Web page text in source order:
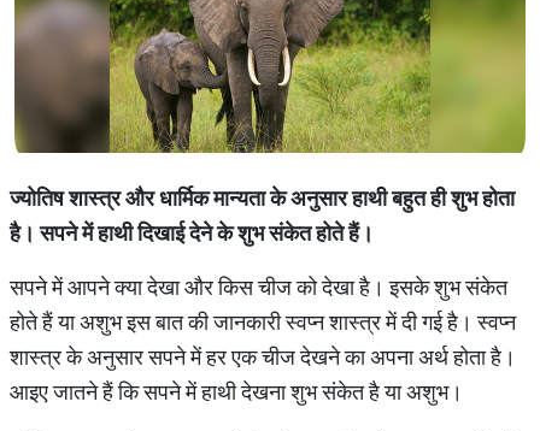
ज्योतिष शास्त्र और धार्मिक मान्यता के अनुसार हाथी बहुत ही शुभ होता
है। सपने में हाथी दिखाई देने के शुभ संकेत होते हैं।
सपने में आपने क्या देखा और किस चीज को देखा है। इसके शुभ संकेत
होते हैं या अशुभ इस बात की जानकारी स्वप्न शास्त्र में दी गई है। स्वप्न
शास्त्र के अनुसार सपने में हर एक चीज देखने का अपना अर्थ होता है।
आइए जातने हैं कि सपने में हाथी देखना शुभ संकेत है या अशुभ।